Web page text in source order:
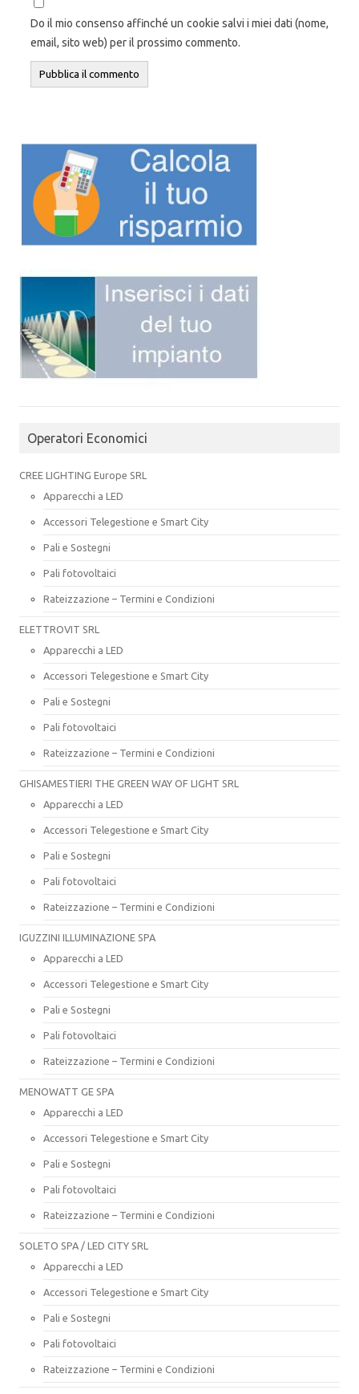
Do il mio consenso affinché un cookie salvi i miei dati (nome,
email, sito web) per il prossimo commento.
Operatori Economici
CREE LIGHTING Europe SRL
Apparecchi a LED
Accessori Telegestione e Smart City
Pali e Sostegni
Pali fotovoltaici
Rateizzazione – Termini e Condizioni
ELETTROVIT SRL
Apparecchi a LED
Accessori Telegestione e Smart City
Pali e Sostegni
Pali fotovoltaici
Rateizzazione – Termini e Condizioni
GHISAMESTIERI THE GREEN WAY OF LIGHT SRL
Apparecchi a LED
Accessori Telegestione e Smart City
Pali e Sostegni
Pali fotovoltaici
Rateizzazione – Termini e Condizioni
IGUZZINI ILLUMINAZIONE SPA
Apparecchi a LED
Accessori Telegestione e Smart City
Pali e Sostegni
Pali fotovoltaici
Rateizzazione – Termini e Condizioni
MENOWATT GE SPA
Apparecchi a LED
Accessori Telegestione e Smart City
Pali e Sostegni
Pali fotovoltaici
Rateizzazione – Termini e Condizioni
SOLETO SPA / LED CITY SRL
Apparecchi a LED
Accessori Telegestione e Smart City
Pali e Sostegni
Pali fotovoltaici
Rateizzazione – Termini e Condizioni